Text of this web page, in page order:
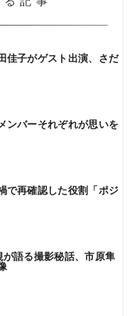
佳子がゲスト出演、さだ
バーそれぞれが思いを
で再確認した役割「ポジ
語る撮影秘話、市原隼